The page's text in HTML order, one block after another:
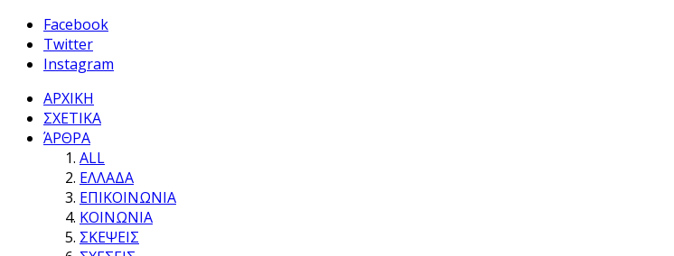
Facebook
Twitter
Instagram
ΑΡΧΙΚΗ
ΣΧΕΤΙΚΑ
ΆΡΘΡΑ
ALL
ΕΛΛΑΔΑ
ΕΠΙΚΟΙΝΩΝΙΑ
ΚΟΙΝΩΝΙΑ
ΣΚΕΨΕΙΣ